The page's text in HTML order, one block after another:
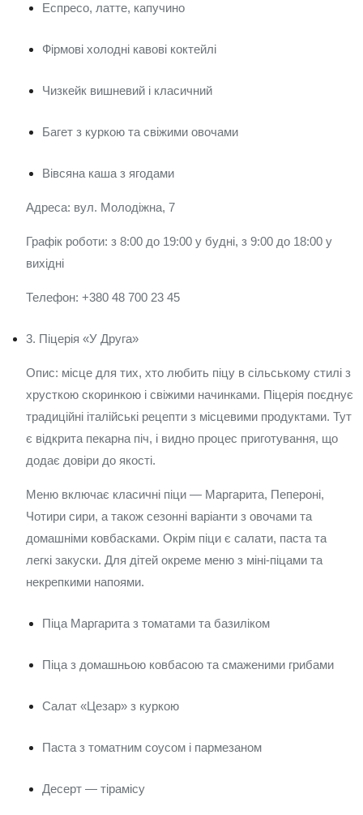
Еспресо, латте, капучино
Фірмові холодні кавові коктейлі
Чизкейк вишневий і класичний
Багет з куркою та свіжими овочами
Вівсяна каша з ягодами
Адреса: вул. Молодіжна, 7
Графік роботи: з 8:00 до 19:00 у будні, з 9:00 до 18:00 у
вихідні
Телефон: +380 48 700 23 45
3. Піцерія «У Друга»
Опис: місце для тих, хто любить піцу в сільському стилі з
хрусткою скоринкою і свіжими начинками. Піцерія поєднує
традиційні італійські рецепти з місцевими продуктами. Тут
є відкрита пекарна піч, і видно процес приготування, що
додає довіри до якості.
Меню включає класичні піци — Маргарита, Пепероні,
Чотири сири, а також сезонні варіанти з овочами та
домашніми ковбасками. Окрім піци є салати, паста та
легкі закуски. Для дітей окреме меню з міні-піцами та
некрепкими напоями.
Піца Маргарита з томатами та базиліком
Піца з домашньою ковбасою та смаженими грибами
Салат «Цезар» з куркою
Паста з томатним соусом і пармезаном
Десерт — тірамісу